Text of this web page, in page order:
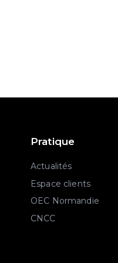
Pratique
Actualités
Espace clients
OEC Normandie
CNCC